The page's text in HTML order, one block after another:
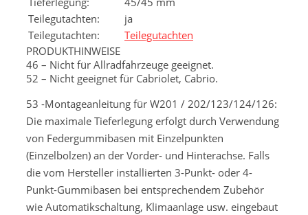
Teilegutachten:
ja
Teilegutachten:
Teilegutachten
PRODUKTHINWEISE
46 – Nicht für Allradfahrzeuge geeignet.
52 – Nicht geeignet für Cabriolet, Cabrio.
53 -Montageanleitung für W201 / 202/123/124/126:
Die maximale Tieferlegung erfolgt durch Verwendung
von Federgummibasen mit Einzelpunkten
(Einzelbolzen) an der Vorder- und Hinterachse. Falls
die vom Hersteller installierten 3-Punkt- oder 4-
Punkt-Gummibasen bei entsprechendem Zubehör
wie Automatikschaltung, Klimaanlage usw. eingebaut